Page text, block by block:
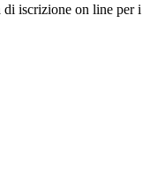
di iscrizione on line per i